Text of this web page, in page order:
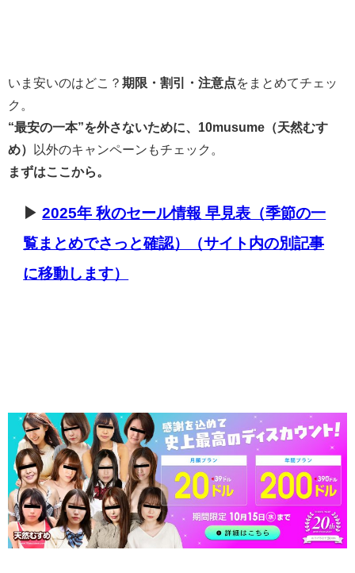
いま安いのはどこ？ 期限・割引・注意点をまとめてチェッ
ク。
“最安の一本”を外さないために、10musume（天然むす
め）
以外のキャンペーンもチェック。
まずはここから。
▶2025年 秋のセール情報 早見表（季節の一
覧まとめでさっと確認）（サイト内の別記事
に移動します）